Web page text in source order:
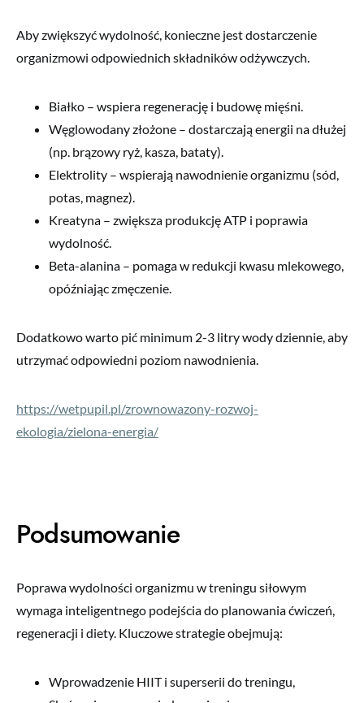
Aby zwiększyć wydolność, konieczne jest dostarczenie
organizmowi odpowiednich składników odżywczych.
Białko – wspiera regenerację i budowę mięśni.
Węglowodany złożone – dostarczają energii na dłużej
(np. brązowy ryż, kasza, bataty).
Elektrolity – wspierają nawodnienie organizmu (sód,
potas, magnez).
Kreatyna – zwiększa produkcję ATP i poprawia
wydolność.
Beta-alanina – pomaga w redukcji kwasu mlekowego,
opóźniając zmęczenie.
Dodatkowo warto pić minimum 2-3 litry wody dziennie, aby
utrzymać odpowiedni poziom nawodnienia.
https://wetpupil.pl/zrownowazony-rozwoj-
ekologia/zielona-energia/
Podsumowanie
Poprawa wydolności organizmu w treningu siłowym
wymaga inteligentnego podejścia do planowania ćwiczeń,
regeneracji i diety. Kluczowe strategie obejmują:
Wprowadzenie HIIT i superserii do treningu,